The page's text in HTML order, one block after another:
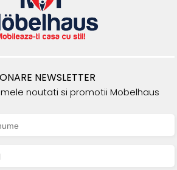
NEWSLETTER
noutati si promotii Mobelhaus